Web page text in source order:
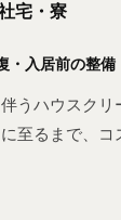
宅・寮
・入居前の整備
うハウスクリ
至るまで、コ